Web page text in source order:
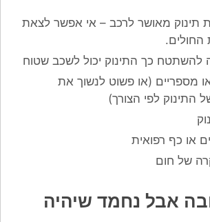
תינוק מאושר לרכב – אי אפשר לצאת
החולים.
להשתטח כך התינוק יכול לשכב שטוח
או מספריים (או פשוט לנשוך את
התינוק לפי הצורך)
או כף רפואית
של חום
אבל נחמד שיהיה